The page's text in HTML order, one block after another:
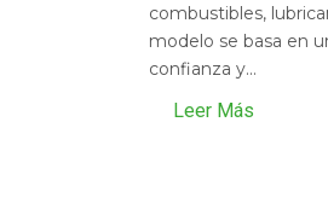
combustibles,
modelo se basa en
confianza y...
Leer Más